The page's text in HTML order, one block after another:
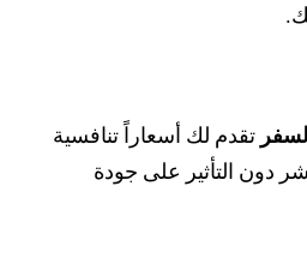
تقدم لك أسعاراً تنافسية
دون التأثير على جودة